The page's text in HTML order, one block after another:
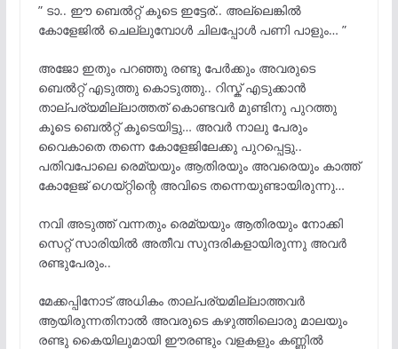
” ടാ.. ഈ ബെൽറ്റ്‌ കൂടെ ഇട്ടേര്.. അല്ലെങ്കിൽ
കോളേജിൽ ചെല്ലുമ്പോൾ ചിലപ്പോൾ പണി പാളും… ”
അജോ ഇതും പറഞ്ഞു രണ്ടു പേർക്കും അവരുടെ
ബെൽറ്റ്‌ എടുത്തു കൊടുത്തു.. റിസ്ക് എടുക്കാൻ
താല്പര്യമില്ലാത്തത് കൊണ്ടവർ മുണ്ടിനു പുറത്തു
കൂടെ ബെൽറ്റ്‌ കൂടെയിട്ടു… അവർ നാലു പേരും
വൈകാതെ തന്നെ കോളേജിലേക്കു പുറപ്പെട്ടു..
പതിവപോലെ രെമ്യയും ആതിരയും അവരെയും കാത്ത്
കോളേജ് ഗെയ്റ്റിന്റെ അവിടെ തന്നെയുണ്ടായിരുന്നു…
നവി അടുത്ത് വന്നതും രെമ്യയും ആതിരയും നോക്കി
സെറ്റ് സാരിയിൽ അതീവ സുന്ദരികളായിരുന്നു അവർ
രണ്ടുപേരും..
മേക്കപ്പിനോട്‌ അധികം താല്പര്യമില്ലാത്തവർ
ആയിരുന്നതിനാൽ അവരുടെ കഴുത്തിലൊരു മാലയും
രണ്ടു കൈയിലുമായി ഈരണ്ടും വളകളും കണ്ണിൽ